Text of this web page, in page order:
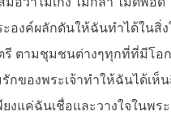
องค์ผลักดันให้ฉันทำได้ในสิ่
รี ตามชุมชนต่างๆทุกที่ที่มีโ
กของพระเจ้าทำให้ฉันได้เห็
แค่ฉันเชื่อและวางใจในพร